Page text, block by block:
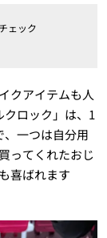
ェック
クアイテムも人
ロック」は、1
一つは自分用
ってくれたおじ
喜ばれます